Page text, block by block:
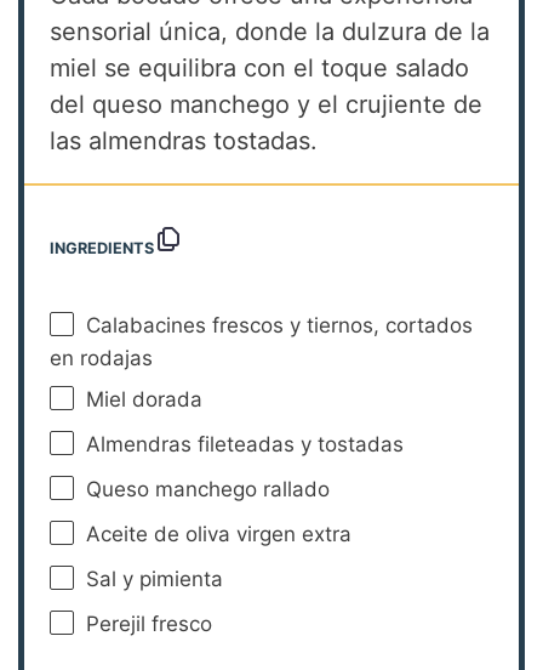
sensorial única, donde la dulzura de la
miel se equilibra con el toque salado
del queso manchego y el crujiente de
las almendras tostadas.
INGREDIENTS
Calabacines frescos y tiernos, cortados
en rodajas
Miel dorada
Almendras fileteadas y tostadas
Queso manchego rallado
Aceite de oliva virgen extra
Sal y pimienta
Perejil fresco